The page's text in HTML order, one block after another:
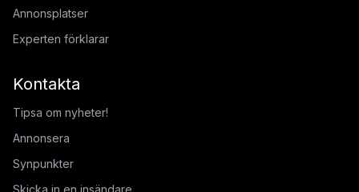
Annonsplatser
Experten förklarar
Kontakta
Tipsa om nyheter!
Annonsera
Synpunkter
Skicka in en insändare